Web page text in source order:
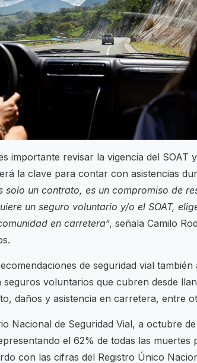
importante revisar la vigencia del SOAT
la clave para contar con asistencias
solo un contrato, es un compromiso de
un seguro voluntario y/o el SOAT,
en carretera“, señala Camilo
de seguridad vial
voluntarios que cubren desde
daños y asistencia en carretera, entre
Nacional de Seguridad Vial, a octubre
el 62% de todas las muertes
con las cifras del Registro Único